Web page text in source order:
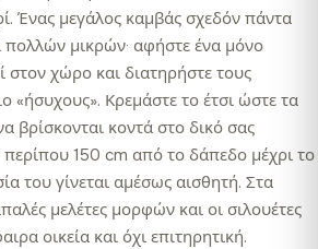
Ένας μεγάλος καμβάς σχεδόν πάντα
πολλών μικρών· αφήστε ένα μόνο
χώρο και διατηρήστε τους
«ήσυχους». Κρεμάστε το έτσι ώστε τα
βρίσκονται κοντά στο δικό σας
150 cm από το δάπεδο μέχρι το
του γίνεται αμέσως αισθητή. Στα
μελέτες μορφών και οι σιλουέτες
οικεία και όχι επιτηρητική.